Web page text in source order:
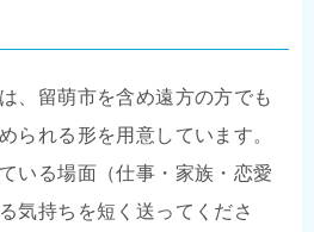
、留萌市を含め遠方の方でも
られる形を用意しています。
いる場面（仕事・家族・恋愛
気持ちを短く送ってくださ